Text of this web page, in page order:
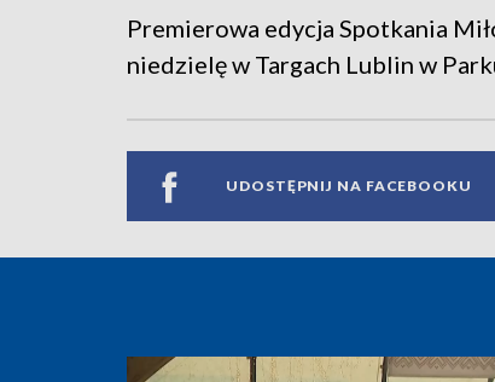
Premierowa edycja Spotkania
niedzielę w Targach Lublin w
UDOSTĘPNIJ NA FACEBOOKU